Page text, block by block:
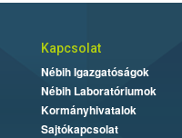
Kapcsolat
Nébih Igazgatóságok
Nébih Laboratóriumok
Kormányhivatalok
Sajtókapcsolat